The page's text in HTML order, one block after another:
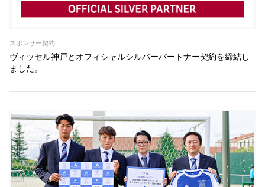
スポンサー契約
ヴィッセル神戸とオフィシャルシルバーパートナー契約を締結し
ました。